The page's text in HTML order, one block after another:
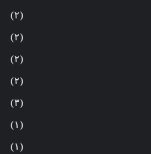
(٢)
(٢)
(٢)
(٢)
(٣)
(١)
(١)